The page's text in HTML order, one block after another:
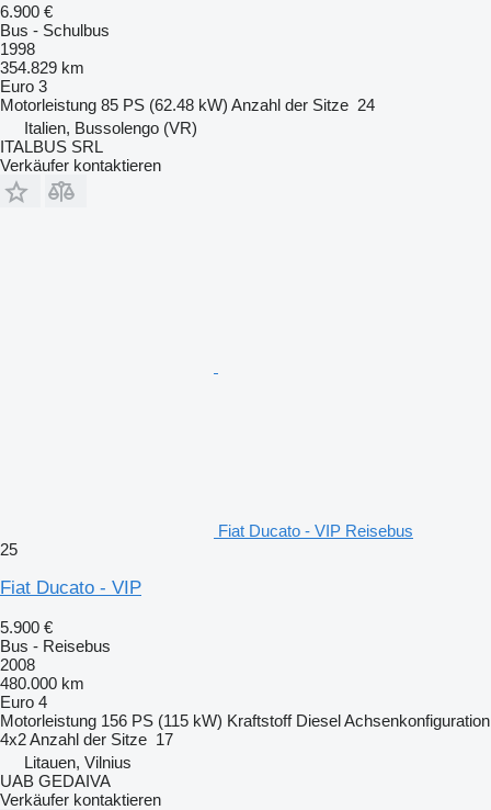
6.900 €
Bus - Schulbus
1998
354.829 km
Euro 3
Motorleistung 85 PS (62.48 kW) Anzahl der Sitze 24
Italien, Bussolengo (VR)
ITALBUS SRL
Verkäufer kontaktieren
Fiat Ducato - VIP Reisebus
25
Fiat Ducato - VIP
5.900 €
Bus - Reisebus
2008
480.000 km
Euro 4
Motorleistung 156 PS (115 kW) Kraftstoff DieselAchsenkonfiguration
4x2Anzahl der Sitze 17
Litauen, Vilnius
UAB GEDAIVA
Verkäufer kontaktieren